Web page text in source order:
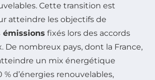
Cette transition est
atteindre les objectifs de
émissions fixés lors des accords
De nombreux pays, dont la France,
un mix énergétique
% d’énergies renouvelables,